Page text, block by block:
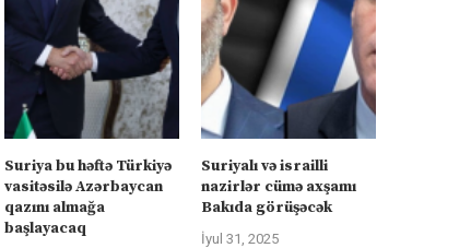
axşamı Bakıda görüşəcək:...
İyul 31, 2025
xam neftində xlorid
İyul 30, 2025
Suriya bu həftə Türkiyə
vasitəsilə Azərbaycan
qazını almağa
başlayacaq
Suriyalı və israilli
nazirlər cümə axşamı
Bakıda görüşəcək
İyul 31, 2025